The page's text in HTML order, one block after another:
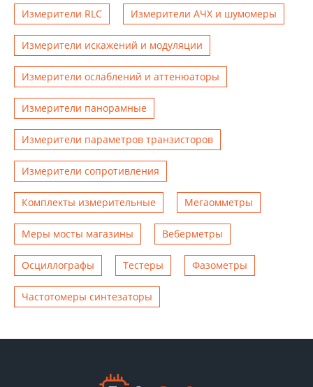
Измерители RLC Измерители АЧХ и шумомеры
Измерители искажений и модуляции
Измерители ослаблений и аттенюаторы
Измерители панорамные
Измерители параметров транзисторов
Измерители сопротивления
Комплекты измерительные Мегаомметры
Меры мосты магазины Веберметры
Осциллографы Тестеры Фазометры
Чаcтотомеры синтезаторы